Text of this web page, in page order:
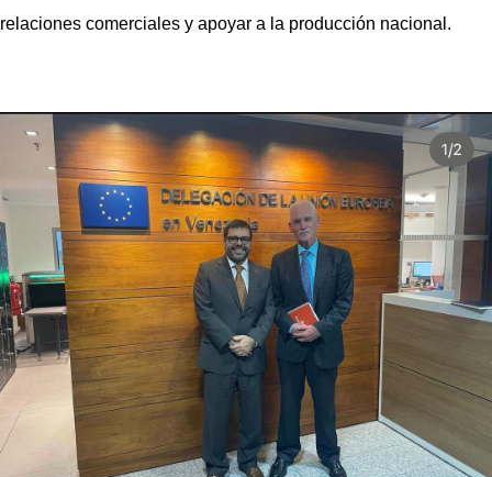
relaciones comerciales y apoyar a la producción nacional.